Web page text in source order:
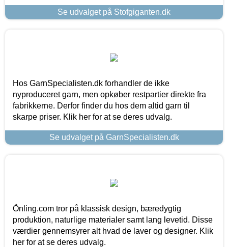
Se udvalget på Stofgiganten.dk
Hos GarnSpecialisten.dk forhandler de ikke
nyproduceret garn, men opkøber restpartier direkte fra
fabrikkerne. Derfor finder du hos dem altid garn til
skarpe priser. Klik her for at se deres udvalg.
Se udvalget på GarnSpecialisten.dk
Önling.com tror på klassisk design, bæredygtig
produktion, naturlige materialer samt lang levetid. Disse
værdier gennemsyrer alt hvad de laver og designer. Klik
her for at se deres udvalg.